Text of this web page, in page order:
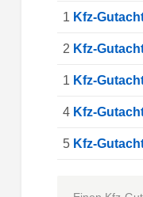
1 Kfz-
2 Kfz-
1 Kfz-
4 Kfz-
5 Kfz-